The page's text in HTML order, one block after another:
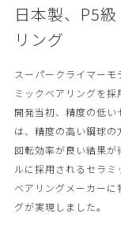
日本製、P5
リング
スーパークライマー
ミックベアリングを採
開発当初、精度の低
は、精度の高い鋼球の
回転効率が良い結果
ルに採用されるセラミ
ベアリングメーカー
グが実現しました。